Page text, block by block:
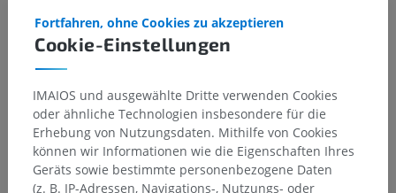
Vorderhorn > VIII
Darunterliegende Strukturen:
Teil gibt es keine zugehörigen Strukturen
Anatomie des Menschen
Cookie-Einstellungen
Fortfahren, ohne Cookies zu akzeptieren
IMAIOS und ausgewählte Dritte verwenden Cookies
oder ähnliche Technologien insbesondere für die
Erhebung von Nutzungsdaten. Mithilfe von Cookies
können wir Informationen wie die Eigenschaften Ihres
Geräts sowie bestimmte personenbezogene Daten
(z. B. IP-Adressen, Navigations-, Nutzungs- oder